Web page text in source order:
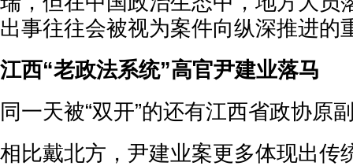
出事往往会被视为案件向纵深推进的
江西“老政法系统”高官尹建业落马
同一天被“双开”的还有江西省政协原
相比戴北方，尹建业案更多体现出传